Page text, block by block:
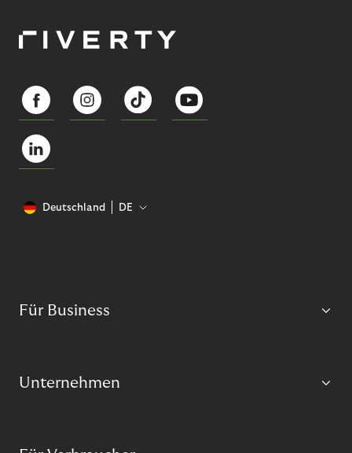
Deutschland DE
Für Business
Unternehmen